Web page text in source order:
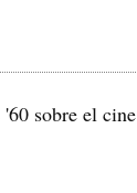
sobre el cine